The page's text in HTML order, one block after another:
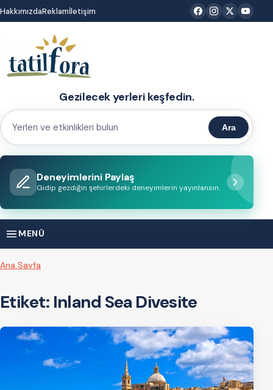
İçeriğe
atla
HakkımızdaReklamİletişim
Gezilecek yerleri keşfedin.
Yerleri
etkinlikleri
bulun
Ara
Deneyimlerini Paylaş
Gidip gezdiğin şehirlerdeki deneyimlerin yayınlansın.
MENÜ
Ana Sayfa
Etiket: Inland Sea Divesite